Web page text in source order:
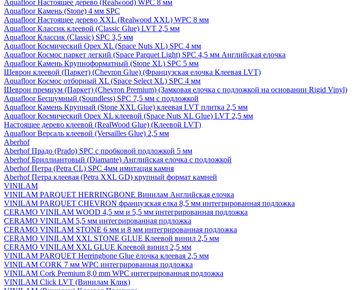
Aquafloor Настоящее дерево (Realwood) WPC 8 мм
Aquafloor Камень (Stone) 4 мм SPC
Aquafloor Настоящее дерево XXL (Realwood XXL) WPC 8 мм
Aquafloor Классик клеевой (Classic Glue) LVT 2,5 мм
Aquafloor Классик (Classic) SPC 3,5 мм
Aquafloor Космический Орех XL (Space Nuts XL) SPC 4 мм
Aquafloor Космос паркет легкий (Space Parquet Light) SPC 4,5 мм Английская елочка
Aquafloor Камень Крупноформатный (Stone XL) SPC 5 мм
Шеврон клеевой (Паркет) (Chevron Glue) (Французская елочка Клеевая LVT)
Aquafloor Космос отборный XL (Space Select XL) SPC 4 мм
Шеврон премиум (Паркет) (Chevron Premium) (Замковая елочка с подложкой на основании Rigid Vinyl)
Aquafloor Бесшумный (Soundless) SPC 7,5 мм с подложкой
Aquafloor Камень Крупный (Stone XXL Glue) клеевая LVT плитка 2,5 мм
Aquafloor Космический Орех XL клеевой (Space Nuts XL Glue) LVT 2,5 мм
Настоящее дерево клеевой (RealWood Glue) (Клеевой LVT)
Aquafloor Версаль клеевой (Versailles Glue) 2,5 мм
Aberhof
Aberhof Прадо (Prado) SPC с пробковой подложкой 5 мм
Aberhof Бриллиантовый (Diamante) Английская елочка с подложкой
Aberhof Петра (Petra CL) SPC 4мм имитация камня
Aberhof Петра клеевая (Petra XXL GD) крупный формат камней
VINILAM
VINILAM PARQUET HERRINGBONE Винилам Английская елочка
VINILAM PARQUET CHEVRON французская елка 8,5 мм интегрированная подложка
CERAMO VINILAM WOOD 4,5 мм и 5,5 мм интегрированная подложка
CERAMO VINILAM 5,5 мм интегрированная подложка
CERAMO VINILAM STONE 6 мм и 8 мм интегрированная подложка
CERAMO VINILAM XXL STONE GLUE Клеевой винил 2,5 мм
CERAMO VINILAM XXL GLUE Клеевой винил 2,5 мм
VINILAM PARQUET Herringbone Glue ёлочка клеевая 2,5 мм
VINILAM CORK 7 мм WPC интегрированная подложка
VINILAM Cork Premium 8,0 mm WPC интегрированная подложка
VINILAM Click LVT (Винилам Клик)